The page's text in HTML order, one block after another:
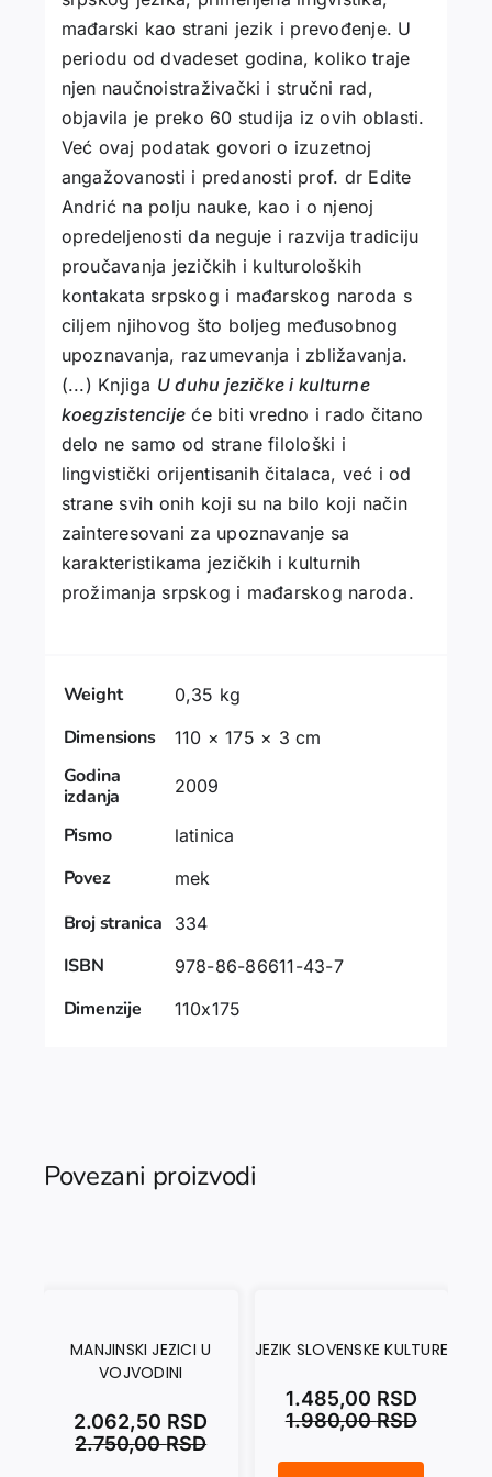
mađarski kao strani jezik i prevođenje. U
periodu od dvadeset godina, koliko traje
njen naučnoistraživački i stručni rad,
objavila je preko 60 studija iz ovih oblasti.
Već ovaj podatak govori o izuzetnoj
angažovanosti i predanosti prof. dr Edite
Andrić na polju nauke, kao i o njenoj
opredeljenosti da neguje i razvija tradiciju
proučavanja jezičkih i kulturoloških
kontakata srpskog i mađarskog naroda s
ciljem njihovog što boljeg međusobnog
upoznavanja, razumevanja i zbližavanja.
(...) Knjiga U duhu jezičke i kulturne
koegzistencije će biti vredno i rado čitano
delo ne samo od strane filološki i
lingvistički orijentisanih čitalaca, već i od
strane svih onih koji su na bilo koji način
zainteresovani za upoznavanje sa
karakteristikama jezičkih i kulturnih
prožimanja srpskog i mađarskog naroda.
Weight 0,35 kg
Dimensions 110 × 175 × 3 cm
Godina
izdanja
2009
Pismo latinica
Povez mek
Broj stranica 334
ISBN 978-86-86611-43-7
Dimenzije 110x175
Povezani proizvodi
MANJINSKI JEZICI U
VOJVODINI
2.750,00RSD
2.062,50 RSD
JEZIK SLOVENSKE KULTURE
1.980,00RSD
1.485,00 RSD